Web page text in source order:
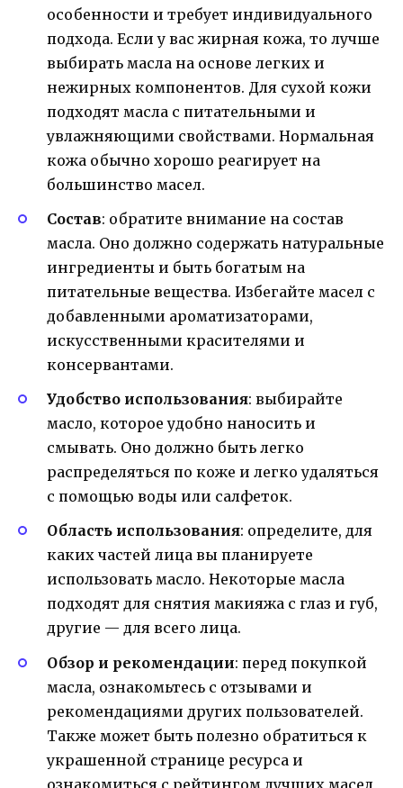
особенности и требует индивидуального
подхода. Если у вас жирная кожа, то лучше
выбирать масла на основе легких и
нежирных компонентов. Для сухой кожи
подходят масла с питательными и
увлажняющими свойствами. Нормальная
кожа обычно хорошо реагирует на
большинство масел.
Состав: обратите внимание на состав
масла. Оно должно содержать натуральные
ингредиенты и быть богатым на
питательные вещества. Избегайте масел с
добавленными ароматизаторами,
искусственными красителями и
консервантами.
Удобство использования: выбирайте
масло, которое удобно наносить и
смывать. Оно должно быть легко
распределяться по коже и легко удаляться
с помощью воды или салфеток.
Область использования: определите, для
каких частей лица вы планируете
использовать масло. Некоторые масла
подходят для снятия макияжа с глаз и губ,
другие — для всего лица.
Обзор и рекомендации: перед покупкой
масла, ознакомьтесь с отзывами и
рекомендациями других пользователей.
Также может быть полезно обратиться к
украшенной странице ресурса и
ознакомиться с рейтингом лучших масел